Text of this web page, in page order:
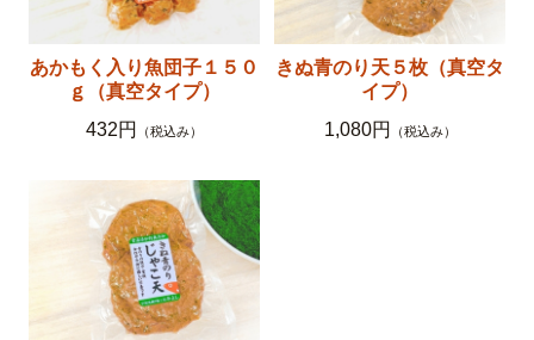
あかもく入り魚団子１５０
ｇ（真空タイプ）
432円
（税込み）
きぬ青のり天５枚（真空タ
イプ）
1,080円
（税込み）